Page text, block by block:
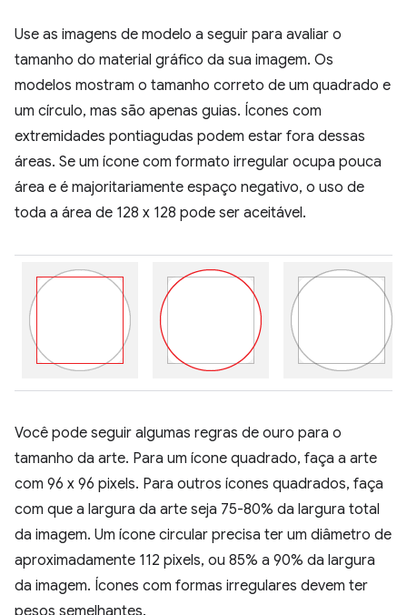
Use as imagens de modelo a seguir para avaliar o
tamanho do material gráfico da sua imagem. Os
modelos mostram o tamanho correto de um quadrado e
um círculo, mas são apenas guias. Ícones com
extremidades pontiagudas podem estar fora dessas
áreas. Se um ícone com formato irregular ocupa pouca
área e é majoritariamente espaço negativo, o uso de
toda a área de 128 x 128 pode ser aceitável.
Você pode seguir algumas regras de ouro para o
tamanho da arte. Para um ícone quadrado, faça a arte
com 96 x 96 pixels. Para outros ícones quadrados, faça
com que a largura da arte seja 75-80% da largura total
da imagem. Um ícone circular precisa ter um diâmetro de
aproximadamente 112 pixels, ou 85% a 90% da largura
da imagem. Ícones com formas irregulares devem ter
pesos semelhantes.